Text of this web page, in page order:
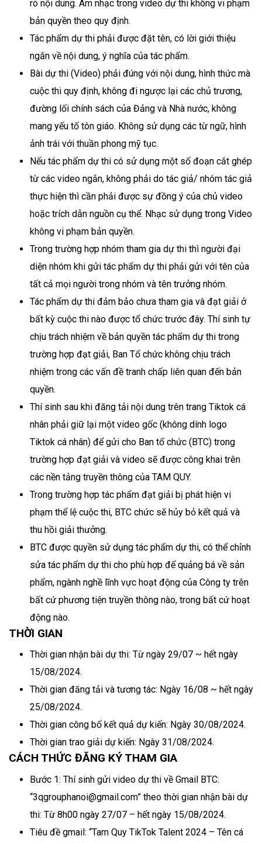
rõ nội dung. Âm nhạc trong video dự thi không vi phạm
bản quyền theo quy định.
Tác phẩm dự thi phải được đặt tên, có lời giới thiệu
ngắn về nội dung, ý nghĩa của tác phẩm.
Bài dự thi (Video) phải đúng với nội dung, hình thức mà
cuộc thi quy định, không đi ngược lại các chủ trương,
đường lối chính sách của Đảng và Nhà nước, không
mang yếu tố tôn giáo. Không sử dụng các từ ngữ, hình
ảnh trái với thuần phong mỹ tục.
Nếu tác phẩm dự thi có sử dụng một số đoạn cắt ghép
từ các video ngắn, không phải do tác giả/ nhóm tác giả
thực hiện thì cần phải được sự đồng ý của chủ video
hoặc trích dẫn nguồn cụ thể. Nhạc sử dụng trong Video
không vi phạm bản quyền.
Trong trường hợp nhóm tham gia dự thi thì người đại
diện nhóm khi gửi tác phẩm dự thi phải gửi với tên của
tất cả mọi người trong nhóm và tên trưởng nhóm.
Tác phẩm dự thi đảm bảo chưa tham gia và đạt giải ở
bất kỳ cuộc thi nào được tổ chức trước đây. Thí sinh tự
chịu trách nhiệm về bản quyền tác phẩm dự thi trong
trường hợp đạt giải, Ban Tổ chức không chịu trách
nhiệm trong các vấn đề tranh chấp liên quan đến bản
quyền.
Thí sinh sau khi đăng tải nội dung trên trang Tiktok cá
nhân phải giữ lại một video gốc (không dính logo
Tiktok cá nhân) để gửi cho Ban tổ chức (BTC) trong
trường hợp đạt giải và video sẽ được công khai trên
các nền tảng truyền thông của TAM QUY.
Trong trường hợp tác phẩm đạt giải bị phát hiện vi
phạm thể lệ cuộc thi, BTC chức sẽ hủy bỏ kết quả và
thu hồi giải thưởng.
BTC được quyền sử dụng tác phẩm dự thi, có thể chỉnh
sửa tác phẩm dự thi cho phù hợp để quảng bá về sản
phẩm, ngành nghề lĩnh vực hoạt động của Công ty trên
bất cứ phương tiện truyền thông nào, trong bất cứ hoạt
động nào.
THỜI GIAN
Thời gian nhận bài dự thi: Từ ngày 29/07 ~ hết ngày
15/08/2024.
Thời gian đăng tải và tương tác: Ngày 16/08 ~ hết ngày
25/08/2024.
Thời gian công bố kết quả dự kiến: Ngày 30/08/2024.
Thời gian trao giải dự kiến: Ngày 31/08/2024.
CÁCH THỨC ĐĂNG KÝ THAM GIA
Bước 1: Thí sinh gửi video dự thi về Gmail BTC:
“3qgrouphanoi@gmail.com” theo thời gian nhận bài dự
thi: Từ 8h00 ngày 27/07 – hết ngày 15/08/2024.
Tiêu đề gmail: “Tam Quy TikTok Talent 2024 – Tên cá